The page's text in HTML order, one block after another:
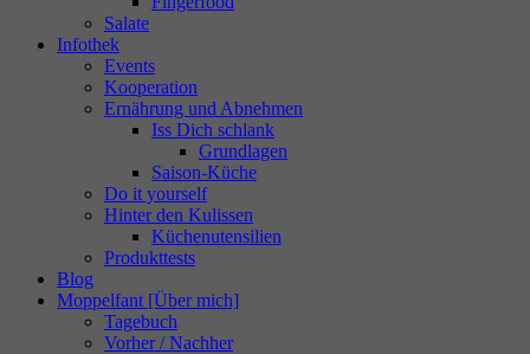
Salate
Infothek
Events
Kooperation
Ernährung und Abnehmen
Iss Dich schlank
Grundlagen
Saison-Küche
Do it yourself
Hinter den Kulissen
Küchenutensilien
Produkttests
Blog
Moppelfant [Über mich]
Tagebuch
Vorher / Nachher